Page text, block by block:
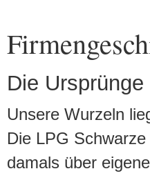
Die
Unsere Wurzeln
Die LPG
damals über